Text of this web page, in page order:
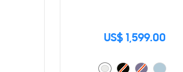
US$ 1,599.00